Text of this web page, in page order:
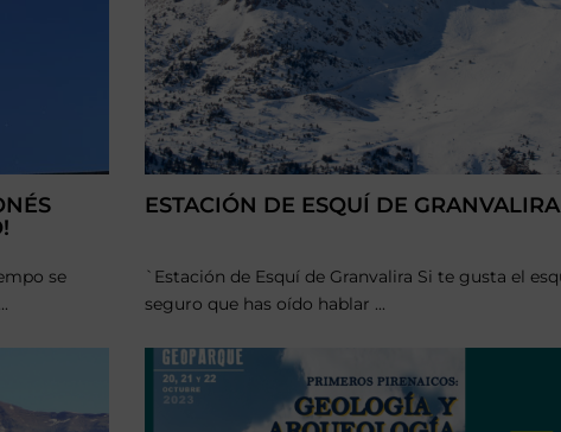
se
ESTACIÓN DE ESQUÍ DE GRANVALIRA
`Estación de Esquí de Granvalira Si te gusta el
seguro que has oído hablar ...